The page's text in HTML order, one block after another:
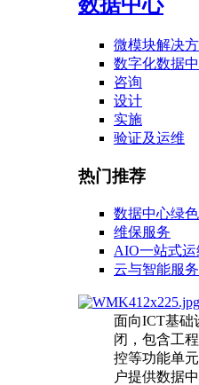
数据中心
微模块解决
数字化数据
咨询
设计
实施
验证及运维
热门推荐
数据中心绿
维保服务
AIO一站式
云与智能服务
面向ICT基础
闭，包含工
控等功能单
户提供数据